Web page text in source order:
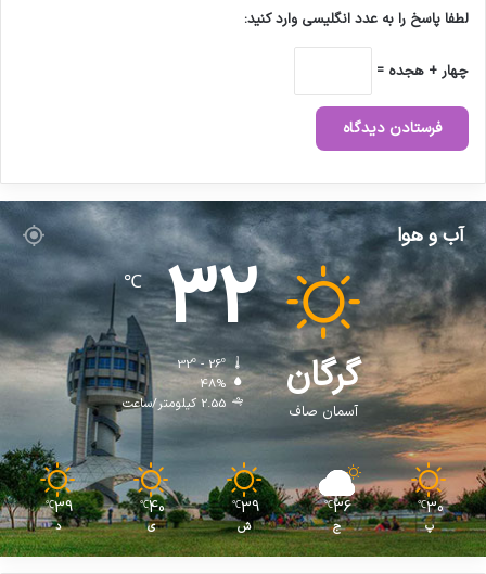
لطفا پاسخ را به عدد انگلیسی وارد کنید:
چهار + هجده =
آب و هوا
گرگان
آسمان صاف
32
℃
32º - 26º
48%
2.55 کیلومتر/ساعت
30
℃
پ
36
℃
ج
39
℃
ش
40
℃
ی
39
℃
د